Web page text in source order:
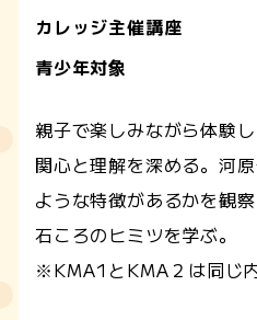
カレッジ主催講座
青少年対象
親子で楽しみながら体験
関心と理解を深める。河
ような特徴があるかを観
石ころのヒミツを学ぶ。
※KMA1とKMA２は同じ